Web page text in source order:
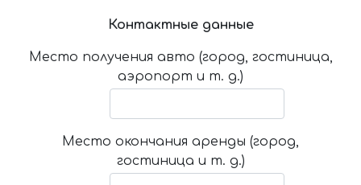
Контактные данные
Место получения авто (город, гостиница,
аэропорт и т. д.)
Место окончания аренды (город,
гостиница и т. д.)